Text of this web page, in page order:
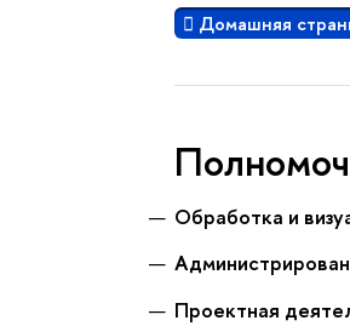
Домашняя
Обработка и
Проектная